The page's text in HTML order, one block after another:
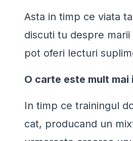
Asta in timp ce viata
discuti tu despre
pot oferi lecturi
O carte este mult
In timp ce trainingul
cat, producand un